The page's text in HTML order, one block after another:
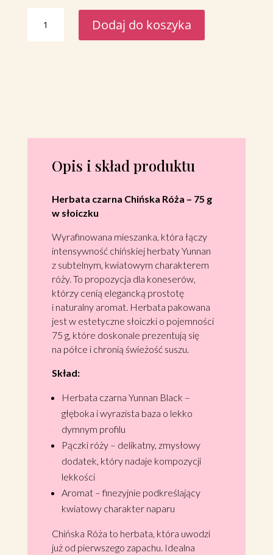
Herbata
czarna
Dodaj do koszyka
Opis i skład produktu
Herbata czarna Chińska Róża – 75 g
w słoiczku
Wyrafinowana mieszanka, która łączy
intensywność chińskiej herbaty Yunnan
z subtelnym, kwiatowym charakterem
róży. To propozycja dla koneserów,
którzy cenią elegancką prostotę
i naturalny aromat. Herbata pakowana
jest w estetyczne słoiczki o pojemności
75 g, które doskonale prezentują się
na półce i chronią świeżość suszu.
Skład:
Herbata czarna Yunnan Black –
głęboka i wyrazista baza o lekko
dymnym profilu
Pączki róży – delikatny, zmysłowy
dodatek, który nadaje kompozycji
lekkości
Aromat – finezyjnie podkreślający
kwiatowy charakter naparu
Chińska Róża to herbata, która uwodzi
już od pierwszego zapachu. Idealna